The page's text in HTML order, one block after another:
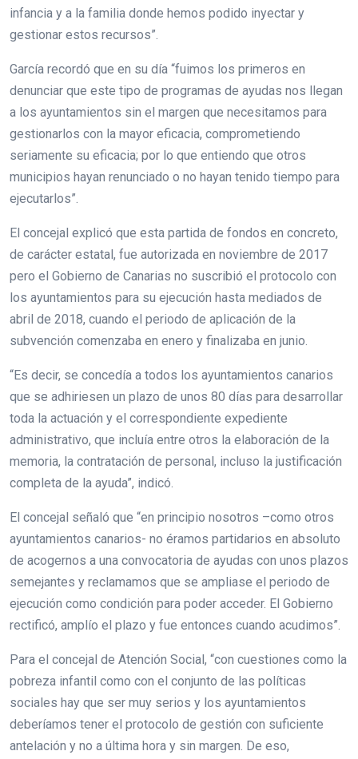
infancia y a la familia donde hemos podido inyectar y
gestionar estos recursos”.
García recordó que en su día “fuimos los primeros en
denunciar que este tipo de programas de ayudas nos llegan
a los ayuntamientos sin el margen que necesitamos para
gestionarlos con la mayor eficacia, comprometiendo
seriamente su eficacia; por lo que entiendo que otros
municipios hayan renunciado o no hayan tenido tiempo para
ejecutarlos”.
El concejal explicó que esta partida de fondos en concreto,
de carácter estatal, fue autorizada en noviembre de 2017
pero el Gobierno de Canarias no suscribió el protocolo con
los ayuntamientos para su ejecución hasta mediados de
abril de 2018, cuando el periodo de aplicación de la
subvención comenzaba en enero y finalizaba en junio.
“Es decir, se concedía a todos los ayuntamientos canarios
que se adhiriesen un plazo de unos 80 días para desarrollar
toda la actuación y el correspondiente expediente
administrativo, que incluía entre otros la elaboración de la
memoria, la contratación de personal, incluso la justificación
completa de la ayuda”, indicó.
El concejal señaló que “en principio nosotros –como otros
ayuntamientos canarios- no éramos partidarios en absoluto
de acogernos a una convocatoria de ayudas con unos plazos
semejantes y reclamamos que se ampliase el periodo de
ejecución como condición para poder acceder. El Gobierno
rectificó, amplío el plazo y fue entonces cuando acudimos”.
Para el concejal de Atención Social, “con cuestiones como la
pobreza infantil como con el conjunto de las políticas
sociales hay que ser muy serios y los ayuntamientos
deberíamos tener el protocolo de gestión con suficiente
antelación y no a última hora y sin margen. De eso,